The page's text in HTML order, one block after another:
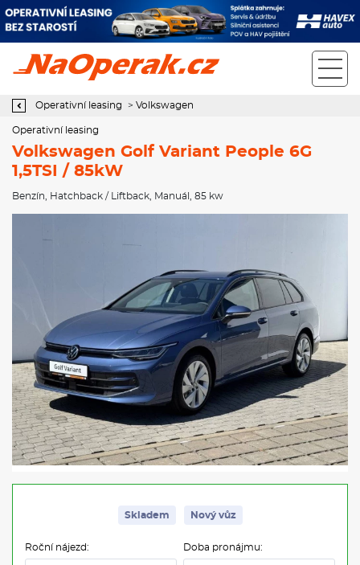
Operativní leasing Volkswagen Golf Variant People 6G 1,5TSI /
Operativní leasing > Volkswagen
Operativní leasing
Volkswagen Golf Variant People 6G
1,5TSI / 85kW
Benzín Hatchback / Liftback Manuál , 85 kw
Skladem Nový vůz
Roční nájezd: Doba pronájmu: